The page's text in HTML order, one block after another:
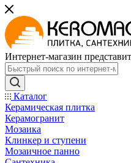
Интернет-магазин
Каталог
Керамическая плитка
Керамогранит
Мозаика
Клинкер и ступени
Мозаичное панно